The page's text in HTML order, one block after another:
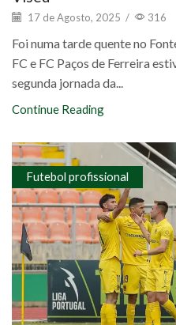
17 de Agosto, 2025 / 316
Foi numa tarde quente no
FC e FC Paços de Ferreira
segunda jornada da...
Continue Reading
Futebol profissional